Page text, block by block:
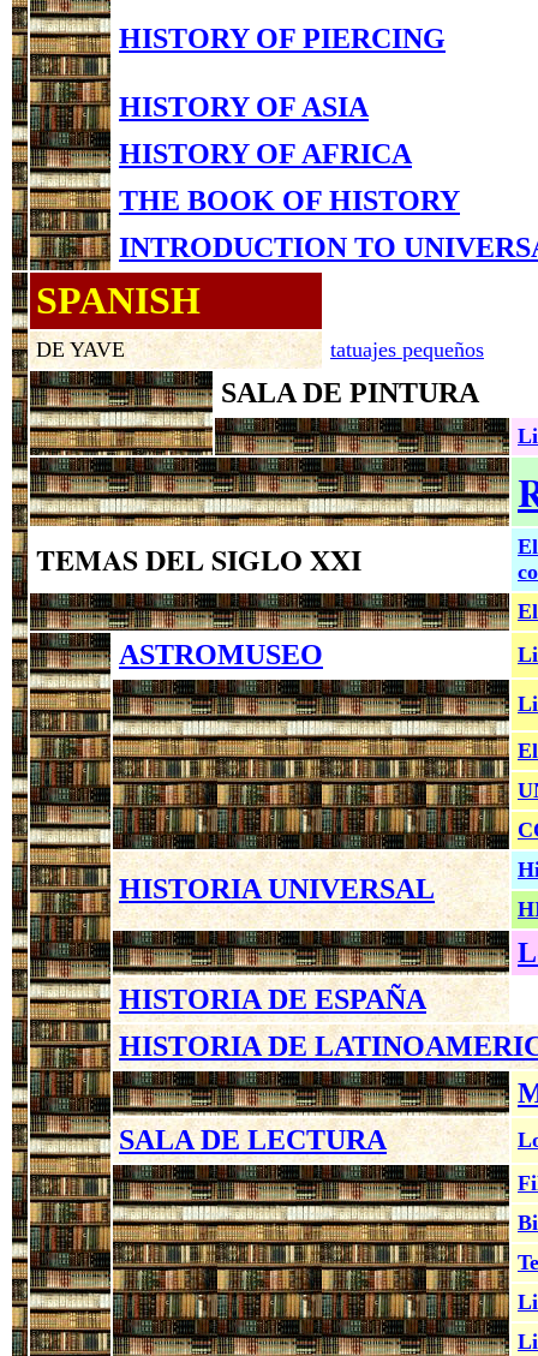
HISTORY OF PIERCING
HISTORY OF ASIA
HISTORY OF AFRICA
THE BOOK OF HISTORY
INTRODUCTION TO
SPANISH
DE YAVE tatuajes pequeños
SALA DE PINTURA
TEMAS DEL SIGLO XXI
ASTROMUSEO
HISTORIA UNIVERSAL
HISTORIA DE ESPAÑA
HISTORIA DE
SALA DE LECTURA